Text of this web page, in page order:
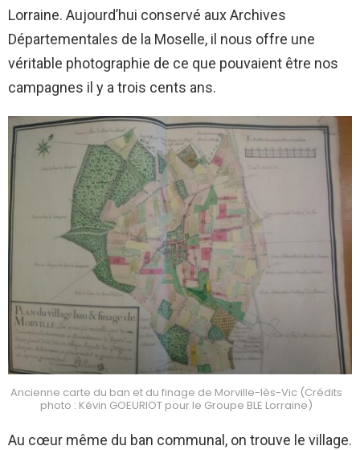
Lorraine. Aujourd’hui conservé aux Archives
Départementales de la Moselle, il nous offre une
véritable photographie de ce que pouvaient être nos
campagnes il y a trois cents ans.
Ancienne carte du ban et du finage de Morville-lès-Vic (Crédits
photo : Kévin GOEURIOT pour le Groupe BLE Lorraine)
Au cœur même du ban communal, on trouve le village.